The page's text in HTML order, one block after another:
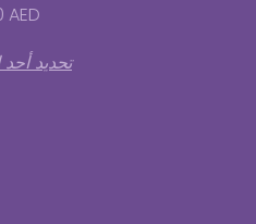
تم
AED
تحديد أحد